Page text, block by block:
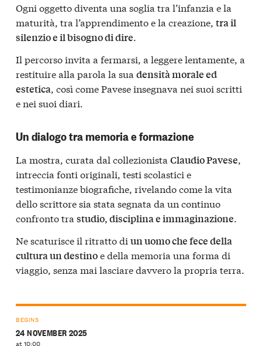
Ogni oggetto diventa una soglia tra l’infanzia e la
maturità, tra l’apprendimento e la creazione, tra il
silenzio e il bisogno di dire.
Il percorso invita a fermarsi, a leggere lentamente, a
restituire alla parola la sua densità morale ed
estetica, così come Pavese insegnava nei suoi scritti
e nei suoi diari.
Un dialogo tra memoria e formazione
La mostra, curata dal collezionista Claudio Pavese,
intreccia fonti originali, testi scolastici e
testimonianze biografiche, rivelando come la vita
dello scrittore sia stata segnata da un continuo
confronto tra studio, disciplina e immaginazione.
Ne scaturisce il ritratto di un uomo che fece della
cultura un destinoe della memoria una forma di
viaggio, senza mai lasciare davvero la propria terra.
BEGINS
24 NOVEMBER 2025
at 10:00